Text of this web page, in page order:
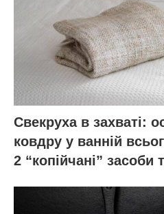
Свекруха в захваті:
ковдру у ванній
2 “копійчані” засоби